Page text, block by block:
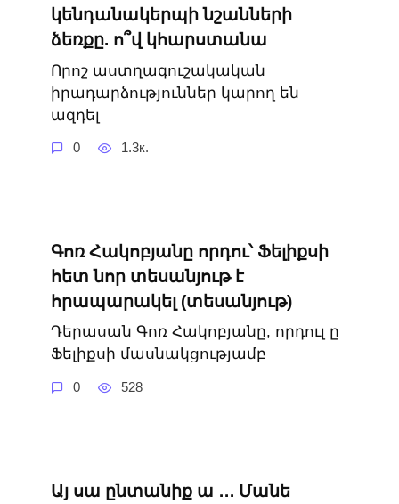
կենդանակերպի նշանների
ձեռքը. ո՞վ կհարստանա
Որոշ աստղագուշակական
իրադարձություններ կարող են
ազդել
0 1.3к.
Գոռ Հակոբյանը որդու՝ Ֆելիքսի
հետ նոր տեսանյութ է
հրապարակել (տեսանյութ)
Դերասան Գոռ Հակոբյանը, որդուլ ը
Ֆելիքսի մասնակցությամբ
0 528
Այ սա ընտանիք ա ․․․ Մանե